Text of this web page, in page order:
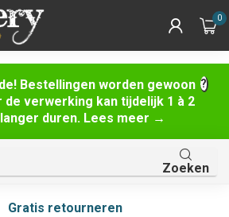
Bestellingen worden gewoon
de verwerking kan tijdelijk 1 à 2
duren. Lees meer →
0
Zoeken
Gratis retourneren